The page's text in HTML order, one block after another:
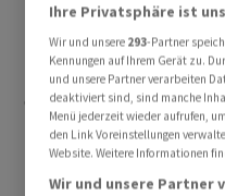
- Sonstige Termine
10:00 DEU: Vorstellung
Mehr als 14.000
diesem Jahr an der
(DIHK) zur aktuellen
13:15 USA: Pk zur
Ihre Privatsphäre ist
Wir und unsere 293-Partner
Kennungen auf Ihrem Gerät zu.
und unsere Partner verarbeiten
deaktiviert sind, sind manche
Menü jederzeit wieder aufrufen,
den Link Voreinstellungen
Website. Weitere Informationen
Wir und unsere Partner